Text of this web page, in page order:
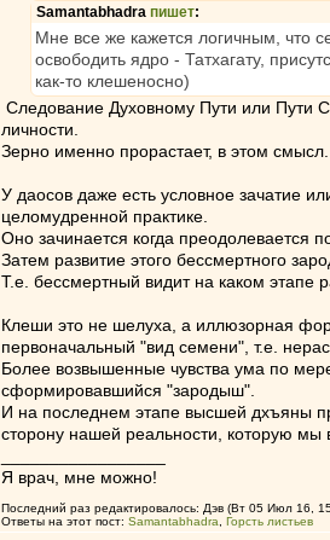
Samantabhadra пишет:
Мне все же кажется логичным, что
освободить ядро - Татхагату,
как-то клешеносно)
Следование Духовному Пути или Пути
личности.
Зерно именно прорастает, в этом смысл.
У даосов даже есть условное зачатие
целомудренной практике.
Оно зачинается когда преодолевается
Затем развитие этого бессмертного
Т.е. бессмертный видит на каком этапе
Клеши это не шелуха, а иллюзорная
первоначальный "вид семени", т.е.
Более возвышенные чувства ума по
сформировавшийся "зародыш".
И на последнем этапе высшей дхъяны
сторону нашей реальности, которую
Я врач, мне можно!
Последний раз редактировалось: Дэв (Вт 05 Июл 16,
Ответы на этот пост: Samantabhadra Горсть листьев